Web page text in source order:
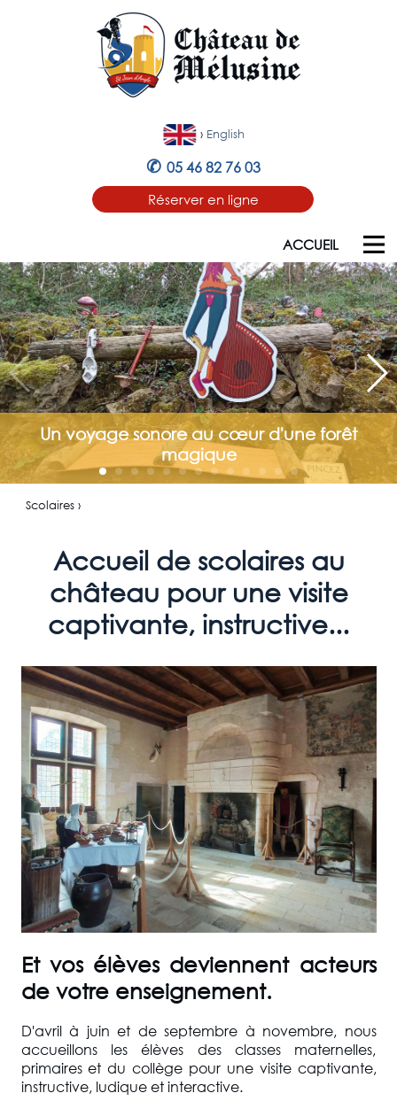
› English
✆ 05 46 82 76 03
Réserver en ligne
ACCUEIL
Un voyage sonore au cœur d'une forêt
magique
Scolaires ›
Accueil de scolaires au
château pour une visite
captivante, instructive...
Et vos élèves deviennent acteurs
de votre enseignement.
D'avril à juin et de septembre à novembre, nous
accueillons les élèves des classes maternelles,
primaires et du collège pour une visite captivante,
instructive, ludique et interactive.